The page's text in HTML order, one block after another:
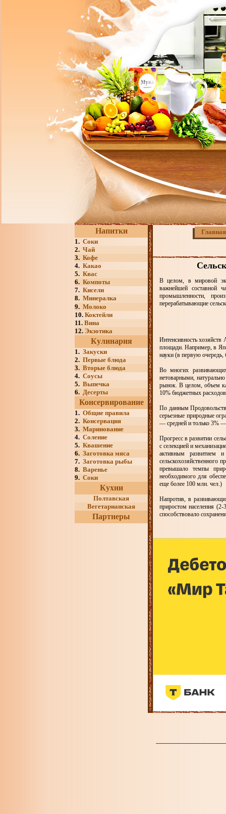
Напитки
1. Соки
2. Чай
3. Кофе
4. Какао
5. Квас
6. Компоты
7. Кисели
8. Минералка
9. Молоко
10. Коктейли
11. Вина
12. Экзотика
Кулинария
1. Закуски
2. Первые блюда
3. Вторые блюда
4. Соусы
5. Выпечка
6. Десерты
Консервирование
1. Общие правила
2. Консервация
3. Маринование
4. Соление
5. Квашение
6. Заготовка мяса
7. Заготовка рыбы
8. Варенье
9. Соки
Кухни
Полтавская
Вегетарианская
Партнеры
Главная
В целом, в мировой
важнейшей составной
промышленности,
перерабатывающие
Интенсивность хозяйств
площади. Например, в
науки (в первую очередь,
Во многих
нетоварными,
рынок. В целом, объем
10% бюджетных
По данным
серьезные природные
— средней и только 3%
Прогресс в развитии
с селекцией и
активным развитием и
сельскохозяйственного
превышало темпы
необходимого для
еще более 100 млн. чел.)
Напротив, в
приростом населения
способствовало